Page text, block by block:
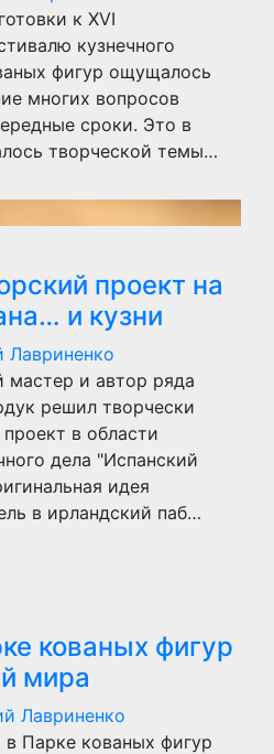
к XVI
кузнечного
фигур ощущалось
многих вопросов
сроки. Это в
творческой темы…
проект на
и кузни
Лавриненко
мастер и автор ряда
решил творчески
в области
дела "Испанский
идея
в ирландский паб…
кованых фигур
мира
Лавриненко
в Парке кованых фигур